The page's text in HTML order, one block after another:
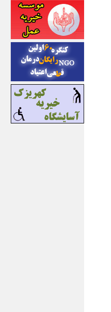
ایکنا
ایلنا
اینتیتر
ایونا نیوز
بازتاب آنلاین
باشگاه خبرنگاران
باغستان نیوز
بامبوک
ببین و بخون
بدینسان
بنکر